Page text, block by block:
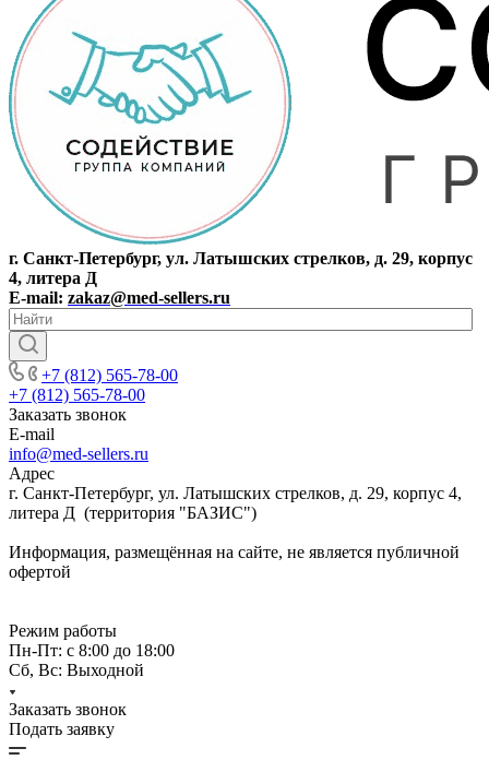
г. Санкт-Петербург, ул. Латышских стрелков, д. 29, корпус
4, литера Д
E-mail: zakaz@med-sellers.ru
+7 (812) 565-78-00
+7 (812) 565-78-00
Заказать звонок
E-mail
info@med-sellers.ru
Адрес
г. Санкт-Петербург, ул. Латышских стрелков, д. 29, корпус 4,
литера Д (территория "БАЗИС")
Информация, размещённая на сайте, не является публичной
офертой
Режим работы
Пн-Пт: с 8:00 до 18:00
Сб, Вс: Выходной
Заказать звонок
Подать заявку